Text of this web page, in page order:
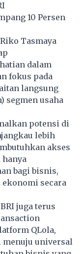
10 Persen
Tasmaya
dalam
fokus pada
langsung
segmen usaha
potensi di
lebih
akses
bagi bisnis,
secara
juga terus
QLola,
menuju universal